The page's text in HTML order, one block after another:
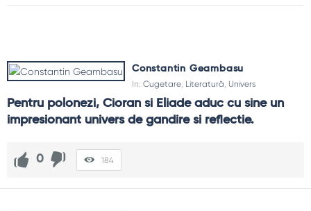
Constantin Geambasu
In: Cugetare, Literatură, Univers
Pentru polonezi, Cioran si Eliade aduc cu sine un
impresionant univers de gandire si reflectie.
0 184